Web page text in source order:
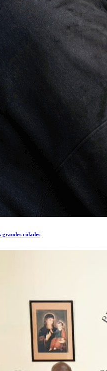
cidades